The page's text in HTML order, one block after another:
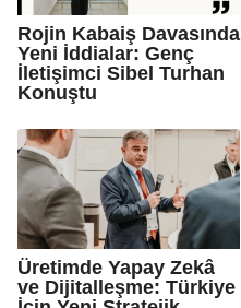
Rojin Kabaiş Davasında
Yeni İddialar: Genç
İletişimci Sibel Turhan
Konuştu
Üretimde Yapay Zekâ
ve Dijitalleşme: Türkiye